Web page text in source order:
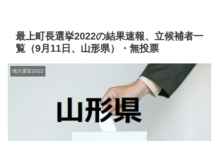
最上町長選挙2022の結果速報、立候補者一
覧（9月11日、山形県）・無投票
地方選挙2022